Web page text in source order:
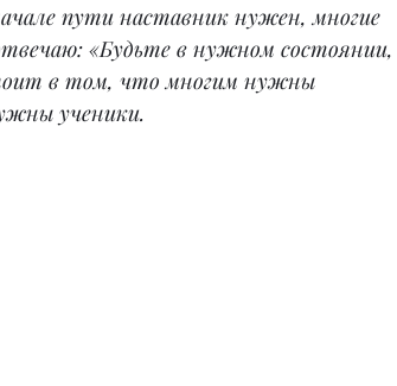
пути наставник нужен, многие
«Будьте в нужном состоянии,
в том, что многим нужны
ученики.